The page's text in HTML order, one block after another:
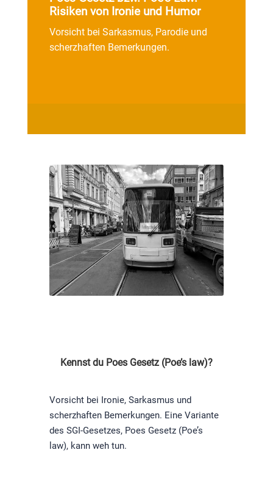
Risiken von Ironie und Humor
Vorsicht bei Sarkasmus, Parodie und
scherzhaften Bemerkungen.
Kennst du Poes Gesetz (Poe’s law)?
Vorsicht bei Ironie, Sarkasmus und
scherzhaften Bemerkungen. Eine Variante
des SGI-Gesetzes, Poes Gesetz (Poe’s
law), kann weh tun.